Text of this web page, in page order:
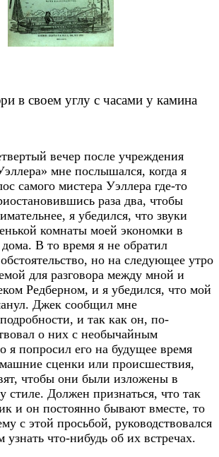
в своем углу с часами у камина
вечер после учреждения
мне послышался, когда я
самого мистера Уэллера где-то
раза два, чтобы
я убедился, что звуки
комнаты моей экономки в
В то время я не обратил
но на следующее утро
для разговора между мной и
Редберном, и я убедился, что мой
Джек сообщил мне
и так как он, по-
о них с необычайным
я попросил его на будущее время
сценки или происшествия,
чтобы они были изложены в
стиле. Должен признаться, что так
и он постоянно бывают вместе, то
с этой просьбой, руководствовался
что-нибудь об их встречах.